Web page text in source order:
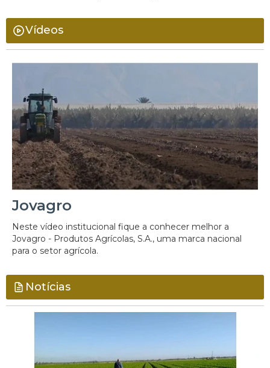
Vídeos
Jovagro
Neste vídeo institucional fique a conhecer melhor a
Jovagro - Produtos Agrícolas, S.A., uma marca nacional
para o setor agrícola.
Notícias